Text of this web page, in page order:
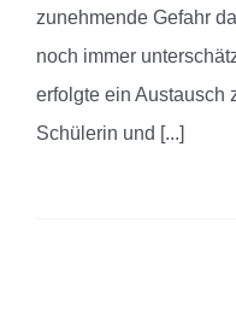
zunehmende Gefahr
noch immer
erfolgte ein Austausch
Schülerin und [...]